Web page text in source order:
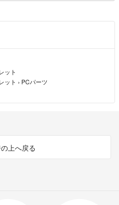
ット
ット › PCパーツ
上へ戻る